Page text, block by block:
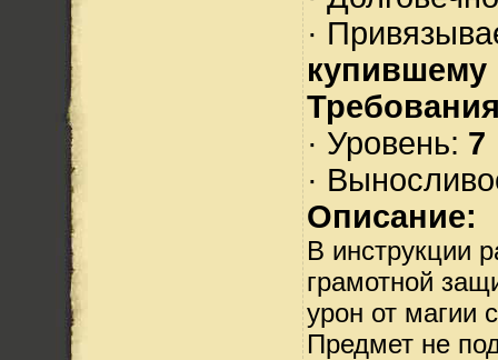
·
купившему
· Уровень: 7
·
Описание:
В инструкции
грамотной
урон от магии
Предмет не